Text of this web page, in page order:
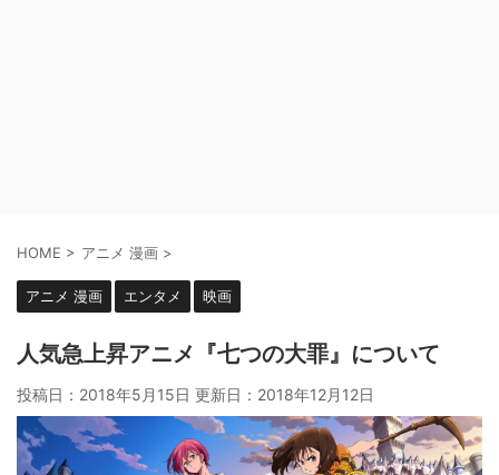
HOME > アニメ 漫画 >
アニメ 漫画 エンタメ 映画
人気急上昇アニメ『七つの大罪』について
投稿日：2018年5月15日 更新日： 2018年12月12日